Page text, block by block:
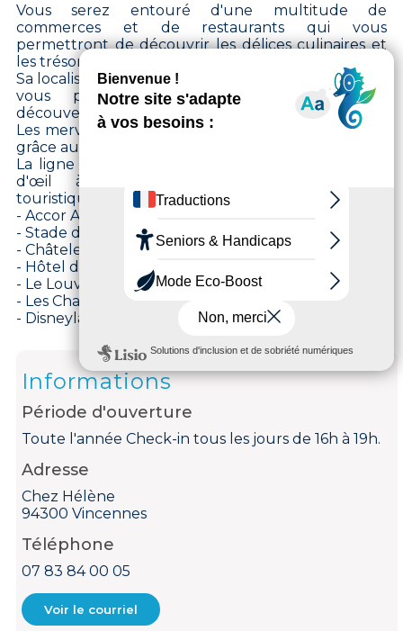
Vous serez entouré d'une multitude de
commerces et de restaurants qui vous
permettront de découvrir les délices culinaires et
les trésors locaux de Vincennes.
Sa localisation proche du bois, du zoo, du parc floral
vous permettra d’agréables moments de
découvertes, de détente et de ressourcement.
Les merveilles de Paris ne sont qu'à quelques pas
grâce aux transports en commun :
La ligne 1 et le RER A vous mèneront en un clin
d'œil à des destinations incontournables
touristiques et sportives :
- Accor Arena Bercy 20min
- Stade de France 32min
- Châtelet-les-Halles (centre de Paris) en 9min
- Hôtel de Ville/Notre-Dame 20min
- Le Louvre 25min
- Les Champs-Élysées/La Défense 30min
- Disneyland 30min, etc.
Informations
Période d'ouverture
Toute l'année Check-in tous les jours de 16h à 19h.
Adresse
Chez Hélène
94300 Vincennes
Téléphone
07 83 84 00 05
Voir le courriel